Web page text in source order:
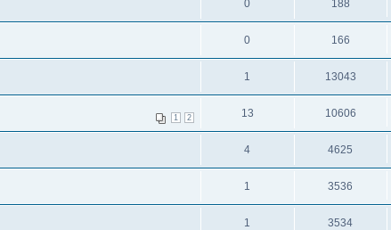
0 188
0 166
1 13043
1 2 13 10606
4 4625
1 3536
1 3534